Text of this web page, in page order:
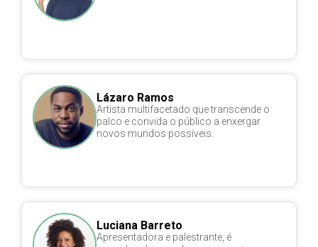
Lázaro Ramos
Artista multifacetado que transcende o
palco e convida o público a enxergar
novos mundos possíveis.
Luciana Barreto
Apresentadora e palestrante, é